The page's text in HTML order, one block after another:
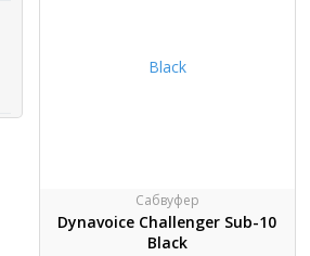
Сабвуфер
Dynavoice Challenger Sub-10
Black